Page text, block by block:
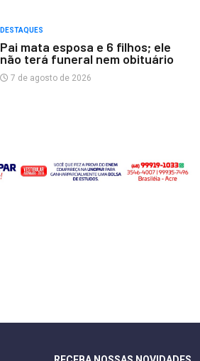
DESTAQUES
Pai mata esposa e 6 filhos; ele
não terá funeral nem obituário
7 de agosto de 2026